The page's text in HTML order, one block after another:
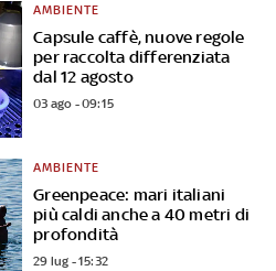
Capsule caffè, nuove regole
per raccolta differenziata
dal 12 agosto
AMBIENTE
03 ago - 09:15
Greenpeace: mari italiani
più caldi anche a 40 metri di
profondità
AMBIENTE
29 lug - 15:32